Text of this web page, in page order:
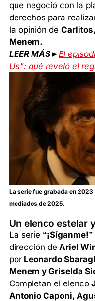
que negoció con la
derechos para
la opinión de
Menem.
LEER MÁS►El
Us": qué reveló el
La serie fue grabada en
mediados de 2025.
Un elenco estelar
La serie “¡Síganme!”
dirección de Ariel
por Leonardo
Menem y Griselda
Completan el elenco
Antonio Caponi,